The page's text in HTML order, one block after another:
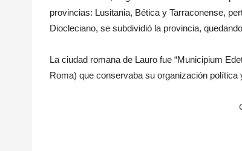
provincias: Lusitania, Bética y Tarraconense,
Diocleciano, se subdividió la provincia,
La ciudad romana de Lauro fue “Municipium
Roma) que conservaba su organización política